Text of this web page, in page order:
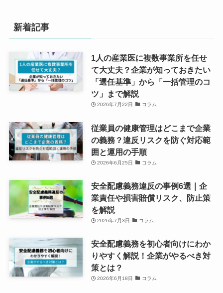
新着記事
1人の産業医に複数事業所を任せ
て大丈夫？企業が知っておきたい
「選任基準」から「一括管理のコ
ツ」まで解説
2026年7月22日 コラム
従業員の健康管理はどこまで企業
の義務？違反リスクを防ぐ対応範
囲と運用の手順
2026年6月25日 コラム
安全配慮義務違反の事例6選｜企
業責任や損害賠償リスク、防止策
を解説
2026年7月3日 コラム
安全配慮義務を初心者向けにわか
りやすく解説！企業がやるべき対
策とは？
2026年6月18日 コラム